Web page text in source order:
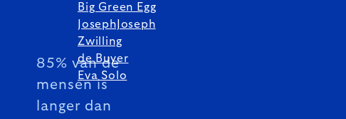
85% van de
mensen is
langer dan
Big Green Egg
JosephJoseph
Zwilling
de Buyer
Eva Solo